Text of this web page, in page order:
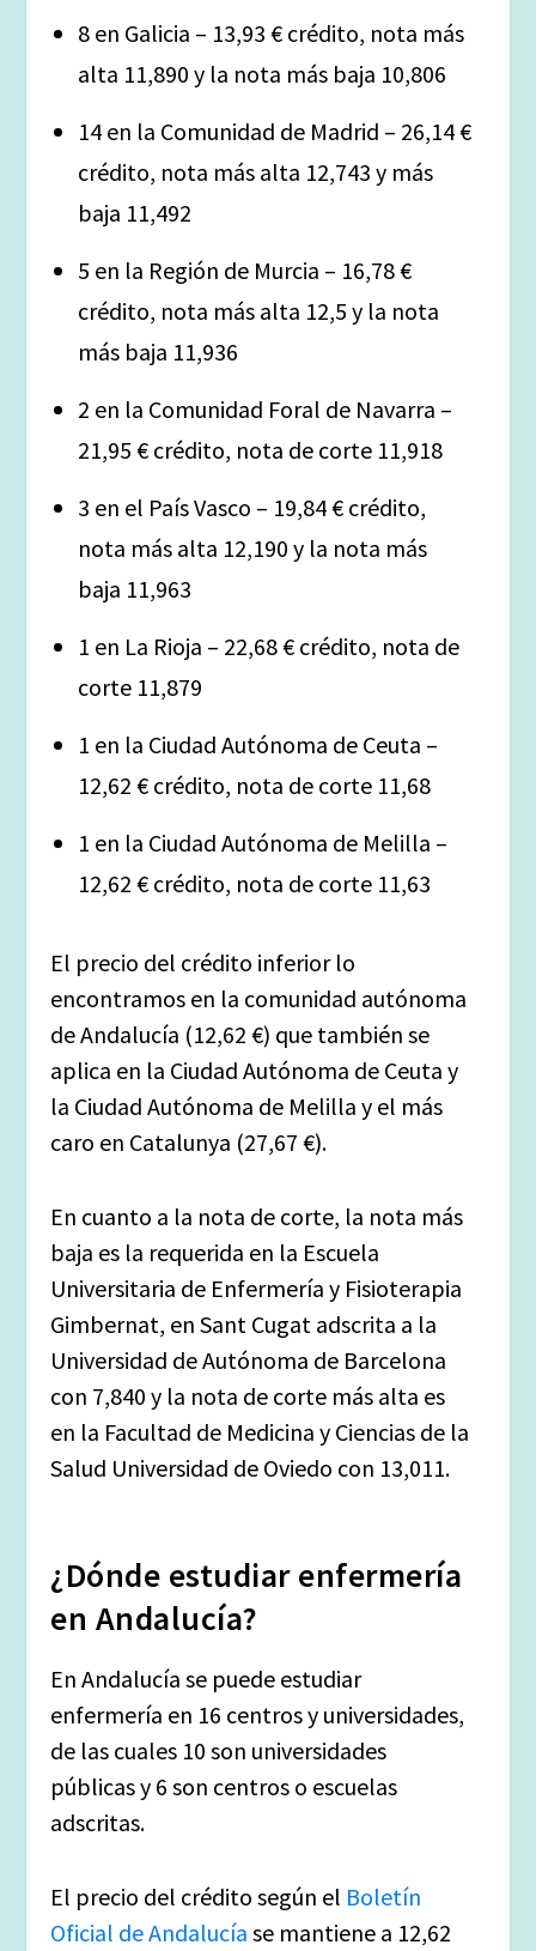
8 en Galicia – 13,93 € crédito, nota más
alta 11,890 y la nota más baja 10,806
14 en la Comunidad de Madrid – 26,14 €
crédito, nota más alta 12,743 y más
baja 11,492
5 en la Región de Murcia – 16,78 €
crédito, nota más alta 12,5 y la nota
más baja 11,936
2 en la Comunidad Foral de Navarra –
21,95 € crédito, nota de corte 11,918
3 en el País Vasco – 19,84 € crédito,
nota más alta 12,190 y la nota más
baja 11,963
1 en La Rioja – 22,68 € crédito, nota de
corte 11,879
1 en la Ciudad Autónoma de Ceuta –
12,62 € crédito, nota de corte 11,68
1 en la Ciudad Autónoma de Melilla –
12,62 € crédito, nota de corte 11,63
El precio del crédito inferior lo
encontramos en la comunidad autónoma
de Andalucía (12,62 €) que también se
aplica en la Ciudad Autónoma de Ceuta y
la Ciudad Autónoma de Melilla y el más
caro en Catalunya (27,67 €).
En cuanto a la nota de corte, la nota más
baja es la requerida en la Escuela
Universitaria de Enfermería y Fisioterapia
Gimbernat, en Sant Cugat adscrita a la
Universidad de Autónoma de Barcelona
con 7,840 y la nota de corte más alta es
en la Facultad de Medicina y Ciencias de la
Salud Universidad de Oviedo con 13,011.
¿Dónde estudiar enfermería
en Andalucía?
En Andalucía se puede estudiar
enfermería en 16 centros y universidades,
de las cuales 10 son universidades
públicas y 6 son centros o escuelas
adscritas.
El precio del crédito según el Boletín
Oficial de Andalucía se mantiene a 12,62